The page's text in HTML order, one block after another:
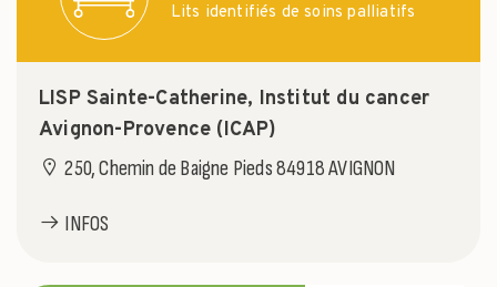
Lits identifiés de soins palliatifs
LISP Sainte-Catherine, Institut du cancer
Avignon-Provence (ICAP)
250, Chemin de Baigne Pieds 84918 AVIGNON
INFOS